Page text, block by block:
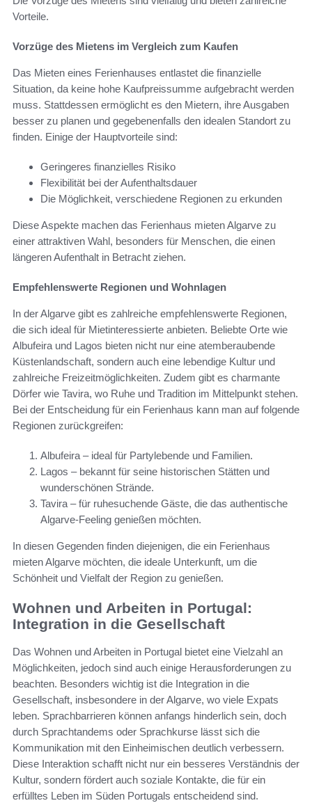
Vorteile.
Vorzüge des Mietens im Vergleich zum Kaufen
Das Mieten eines Ferienhauses entlastet die finanzielle
Situation, da keine hohe Kaufpreissumme aufgebracht werden
muss. Stattdessen ermöglicht es den Mietern, ihre Ausgaben
besser zu planen und gegebenenfalls den idealen Standort zu
finden. Einige der Hauptvorteile sind:
Geringeres finanzielles Risiko
Flexibilität bei der Aufenthaltsdauer
Die Möglichkeit, verschiedene Regionen zu erkunden
Diese Aspekte machen das Ferienhaus mieten Algarve zu
einer attraktiven Wahl, besonders für Menschen, die einen
längeren Aufenthalt in Betracht ziehen.
Empfehlenswerte Regionen und Wohnlagen
In der Algarve gibt es zahlreiche empfehlenswerte Regionen,
die sich ideal für Mietinteressierte anbieten. Beliebte Orte wie
Albufeira und Lagos bieten nicht nur eine atemberaubende
Küstenlandschaft, sondern auch eine lebendige Kultur und
zahlreiche Freizeitmöglichkeiten. Zudem gibt es charmante
Dörfer wie Tavira, wo Ruhe und Tradition im Mittelpunkt stehen.
Bei der Entscheidung für ein Ferienhaus kann man auf folgende
Regionen zurückgreifen:
Albufeira – ideal für Partylebende und Familien.
Lagos – bekannt für seine historischen Stätten und
wunderschönen Strände.
Tavira – für ruhesuchende Gäste, die das authentische
Algarve-Feeling genießen möchten.
In diesen Gegenden finden diejenigen, die ein Ferienhaus
mieten Algarve möchten, die ideale Unterkunft, um die
Schönheit und Vielfalt der Region zu genießen.
Wohnen und Arbeiten in Portugal:
Integration in die Gesellschaft
Das Wohnen und Arbeiten in Portugal bietet eine Vielzahl an
Möglichkeiten, jedoch sind auch einige Herausforderungen zu
beachten. Besonders wichtig ist die Integration in die
Gesellschaft, insbesondere in der Algarve, wo viele Expats
leben. Sprachbarrieren können anfangs hinderlich sein, doch
durch Sprachtandems oder Sprachkurse lässt sich die
Kommunikation mit den Einheimischen deutlich verbessern.
Diese Interaktion schafft nicht nur ein besseres Verständnis der
Kultur, sondern fördert auch soziale Kontakte, die für ein
erfülltes Leben im Süden Portugals entscheidend sind.